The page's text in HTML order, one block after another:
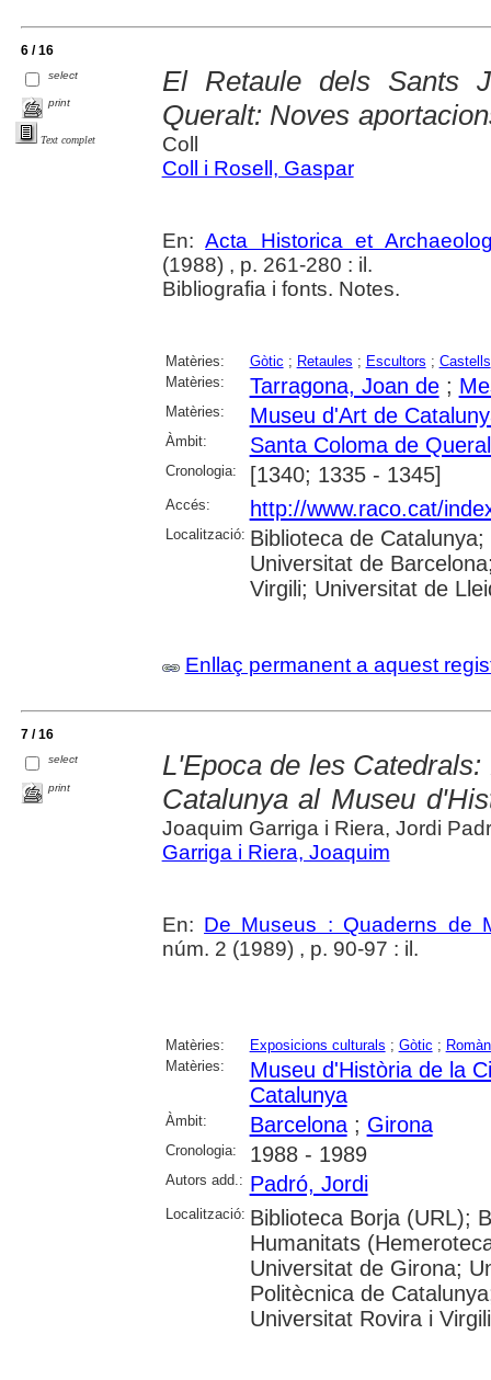
6 / 16
select
print
Text complet
El Retaule dels Sants
Queralt: Noves
Coll
Coll i Rosell, Gaspar
En:Acta Historica et
(1988) , p. 261-280 : il.
Bibliografia i fonts. Notes.
Matèries: Gòtic ; Retaules ; Escultors ; Castells
Matèries:
Tarragona, Joan de;
Matèries: Museu d'Art de
Àmbit: Santa Coloma de
Cronologia: [1340; 1335 - 1345]
Accés: http://www.raco.cat/
Localització: Biblioteca de
Universitat de
Virgili; Universitat de
Enllaç permanent a aquest
7 / 16
select
print
L'Epoca de les
Catalunya al Museu
Joaquim Garriga i Riera, Jordi
Garriga i Riera, Joaquim
En: De Museus : Quaderns de
núm. 2 (1989) , p. 90-97 : il.
Matèries: Exposicions culturals ; Gòtic ;
Matèries:
Museu d'Història de la
Catalunya
Àmbit: Barcelona; Girona
Cronologia: 1988 - 1989
Autors add.: Padró, Jordi
Localització: Biblioteca Borja (URL);
Humanitats
Universitat de Girona;
Politècnica de
Universitat Rovira i Virgili